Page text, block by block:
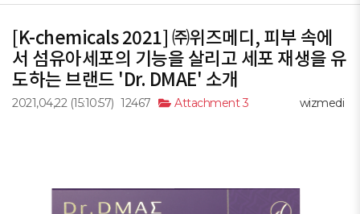
[K-chemicals 2021] ㈜위즈메디, 피부 속에
서 섬유아세포의 기능을 살리고 세포 재생을 유
도하는 브랜드 'Dr. DMAE' 소개
wizmedi
2021,04,22 (15:10:57) 12467 Attachment 3